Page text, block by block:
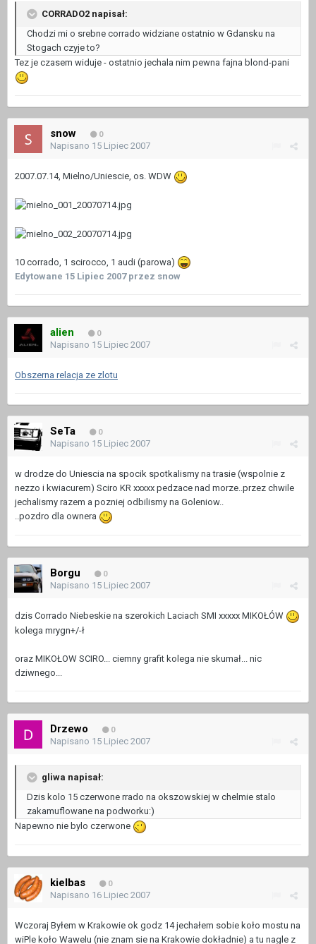
CORRADO2 napisał:
Chodzi mi o srebne corrado widziane ostatnio w Gdansku na
Stogach czyje to?
Tez je czasem widuje - ostatnio jechala nim pewna fajna blond-pani
snow 0
Napisano 15 Lipiec 2007
2007.07.14, Mielno/Uniescie, os. WDW
10 corrado, 1 scirocco, 1 audi (parowa)
Edytowane 15 Lipiec 2007przez snow
alien 0
Napisano 15 Lipiec 2007
Obszerna relacja ze zlotu
SeTa 0
Napisano 15 Lipiec 2007
w drodze do Uniescia na spocik spotkalismy na trasie (wspolnie z
nezzo i kwiacurem) Sciro KR xxxxx pedzace nad morze..przez chwile
jechalismy razem a pozniej odbilismy na Goleniow..
..pozdro dla ownera
Borgu 0
Napisano 15 Lipiec 2007
dzis Corrado Niebeskie na szerokich Laciach SMI xxxxx MIKOŁÓW
kolega mrygn+/-ł
oraz MIKOŁOW SCIRO... ciemny grafit kolega nie skumał... nic
dziwnego...
Drzewo 0
Napisano 15 Lipiec 2007
gliwa napisał:
Dzis kolo 15 czerwone rrado na okszowskiej w chelmie stalo
zakamuflowane na podworku:)
Napewno nie bylo czerwone
kielbas 0
Napisano 16 Lipiec 2007
Wczoraj Byłem w Krakowie ok godz 14 jechałem sobie koło mostu na
wiPle koło Wawelu (nie znam sie na Krakowie dokładnie) a tu nagle z